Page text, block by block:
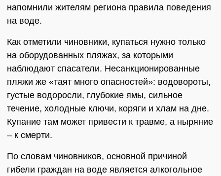
напомнили жителям региона правила поведения
на воде.
Как отметили чиновники, купаться нужно только
на оборудованных пляжах, за которыми
наблюдают спасатели. Несанкционированные
пляжи же «таят много опасностей»: водовороты,
густые водоросли, глубокие ямы, сильное
течение, холодные ключи, коряги и хлам на дне.
Купание там может привести к травме, а ныряние
– к смерти.
По словам чиновников, основной причиной
гибели граждан на воде является алкогольное